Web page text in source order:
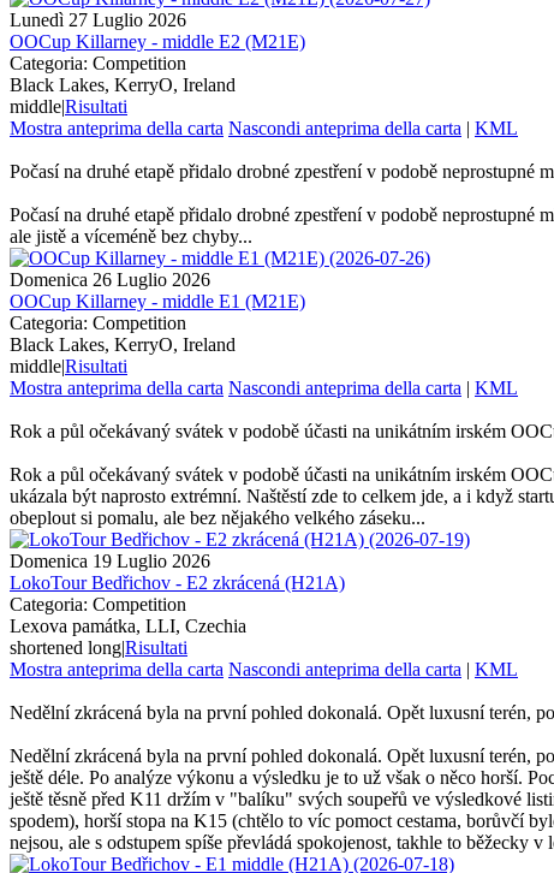
Lunedì 27 Luglio 2026
OOCup Killarney - middle E2 (M21E)
Categoria: Competition
Black Lakes, KerryO, Ireland
middle|Risultati
Mostra anteprima della carta Nascondi anteprima della carta | KML
Počasí na druhé etapě přidalo drobné zpestření v podobě neprostupné
Počasí na druhé etapě přidalo drobné zpestření v podobě
ale jistě a víceméně bez chyby...
Domenica 26 Luglio 2026
OOCup Killarney - middle E1 (M21E)
Categoria: Competition
Black Lakes, KerryO, Ireland
middle|Risultati
Mostra anteprima della carta Nascondi anteprima della carta | KML
Rok a půl očekávaný svátek v podobě účasti na unikátním irském
Rok a půl očekávaný svátek v podobě účasti na unikátním irském
ukázala být naprosto extrémní. Naštěstí zde to celkem jde, a i když
obeplout si pomalu, ale bez nějakého velkého záseku...
Domenica 19 Luglio 2026
LokoTour Bedřichov - E2 zkrácená (H21A)
Categoria: Competition
Lexova památka, LLI, Czechia
shortened long|Risultati
Mostra anteprima della carta Nascondi anteprima della carta | KML
Nedělní zkrácená byla na první pohled dokonalá. Opět luxusní terén,
Nedělní zkrácená byla na první pohled dokonalá. Opět luxusní terén,
ještě déle. Po analýze výkonu a výsledku je to už však o něco horší.
ještě těsně před K11 držím v "balíku" svých soupeřů ve výsledkové
spodem), horší stopa na K15 (chtělo to víc pomoct cestama, borůvčí
nejsou, ale s odstupem spíše převládá spokojenost, takhle to běžecky